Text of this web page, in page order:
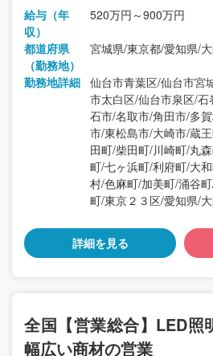
給与（年
収）
520万円～900万円
都道府県
（勤務地）
宮城県/東京都/愛知県/
勤務地詳細 仙台市青葉区/仙台市宮
市太白区/仙台市泉区/
石市/名取市/角田市/多
市/東松島市/大崎市/蔵
田町/柴田町/川崎町/丸
町/七ヶ浜町/利府町/大
村/色麻町/加美町/涌谷
町/東京２３区/愛知県/
詳細を見る
全国【営業総合】LED照
幅広い商材の営業